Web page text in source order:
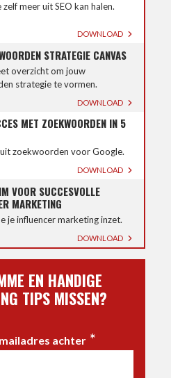
zelf meer uit SEO kan halen.
DOWNLOAD
STRATEGIE CANVAS
overzicht om jouw
strategie te vormen.
DOWNLOAD
MET ZOEKWOORDEN IN 5
zoekwoorden voor Google.
DOWNLOAD
VOOR SUCCESVOLLE
MARKETING
je influencer marketing inzet.
DOWNLOAD
EN HANDIGE
TIPS MISSEN?
achter *